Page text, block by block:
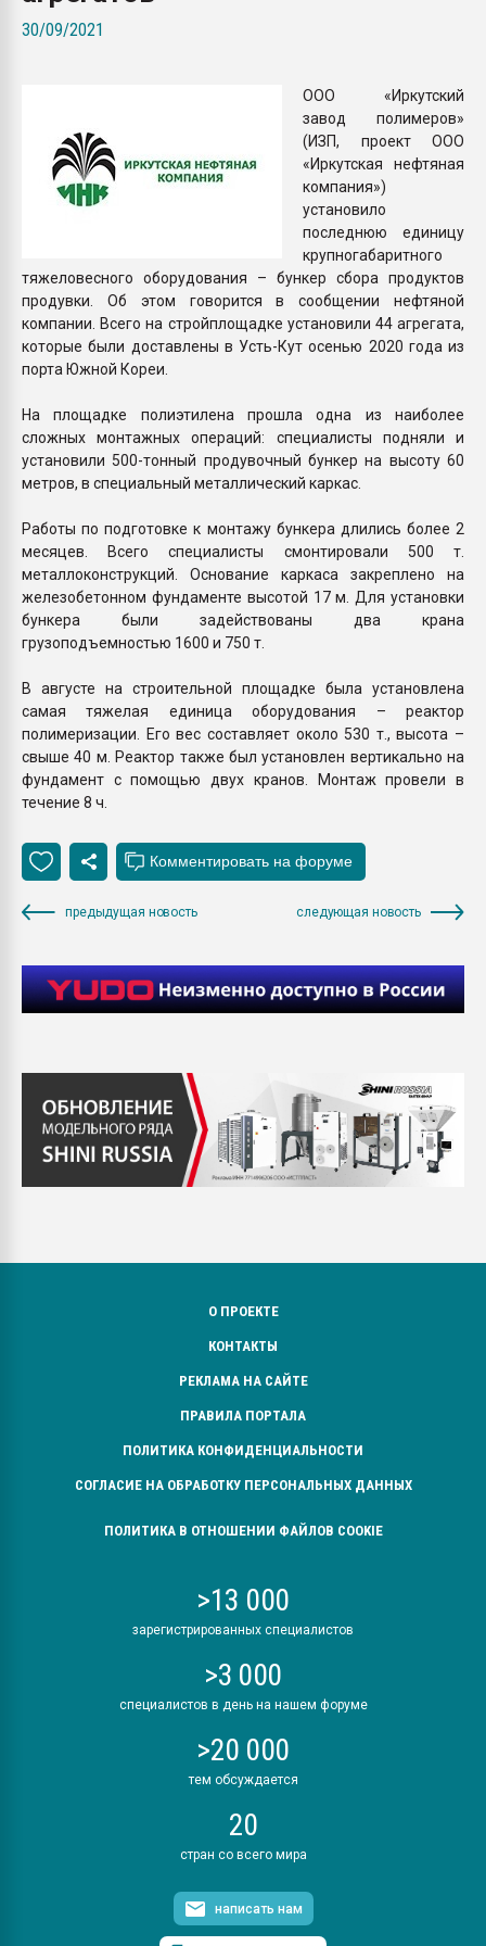
ПЕРЕЙТИ НА
30/09/2021
ООО «Иркутский
завод полимеров»
(ИЗП, проект ООО
«Иркутская нефтяная
компания»)
установило
последнюю единицу
крупногабаритного
тяжеловесного оборудования – бункер сбора продуктов
продувки. Об этом говорится в сообщении нефтяной
компании. Всего на стройплощадке установили 44 агрегата,
которые были доставлены в Усть-Кут осенью 2020 года из
порта Южной Кореи.
На площадке полиэтилена прошла одна из наиболее
сложных монтажных операций: специалисты подняли и
установили 500-тонный продувочный бункер на высоту 60
метров, в специальный металлический каркас.
Работы по подготовке к монтажу бункера длились более 2
месяцев. Всего специалисты смонтировали 500 т.
металлоконструкций. Основание каркаса закреплено на
железобетонном фундаменте высотой 17 м. Для установки
бункера были задействованы два крана
грузоподъемностью 1600 и 750 т.
В августе на строительной площадке была установлена
самая тяжелая единица оборудования – реактор
полимеризации. Его вес составляет около 530 т., высота –
свыше 40 м. Реактор также был установлен вертикально на
фундамент с помощью двух кранов. Монтаж провели в
течение 8 ч.
предыдущая новость следующая новость
О ПРОЕКТЕ
КОНТАКТЫ
РЕКЛАМА НА САЙТЕ
ПРАВИЛА ПОРТАЛА
ПОЛИТИКА КОНФИДЕНЦИАЛЬНОСТИ
СОГЛАСИЕ НА ОБРАБОТКУ ПЕРСОНАЛЬНЫХ ДАННЫХ
ПОЛИТИКА В ОТНОШЕНИИ ФАЙЛОВ COOKIE
>13 000
зарегистрированных специалистов
>3 000
специалистов в день на нашем форуме
>20 000
тем обсуждается
20
стран со всего мира
написать нам